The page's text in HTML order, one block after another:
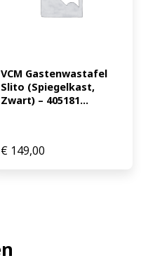
VCM Gastenwastafel
Slito (Spiegelkast,
Zwart) – 405181...
€ 149,00